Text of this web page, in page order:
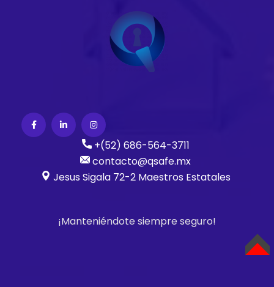
+(52) 686-564-3711
contacto@qsafe.mx
Jesus Sigala 72-2 Maestros Estatales
¡Manteniéndote siempre seguro!
TOP